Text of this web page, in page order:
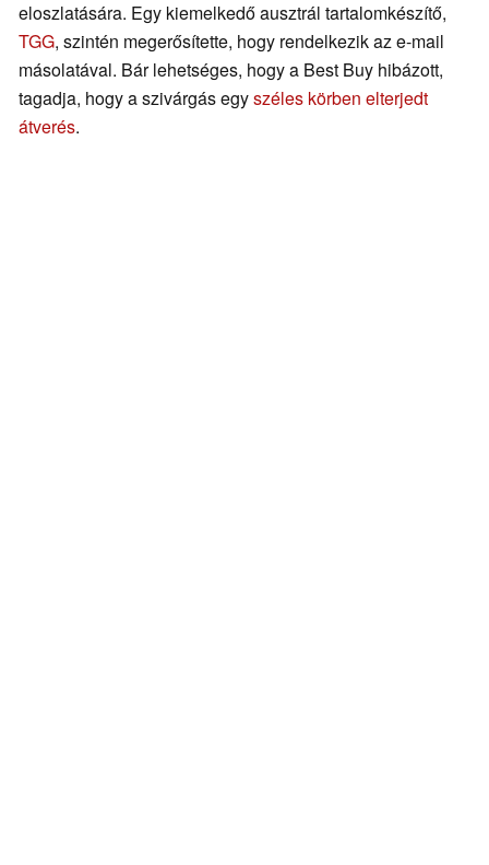
eloszlatására. Egy kiemelkedő ausztrál tartalomkészítő,
TGG, szintén megerősítette, hogy rendelkezik az e-mail
másolatával. Bár lehetséges, hogy a Best Buy hibázott,
tagadja, hogy a szivárgás egyszéles körben elterjedt
átverés.